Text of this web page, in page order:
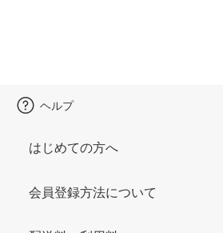
ヘルプ
はじめての方へ
会員登録方法について